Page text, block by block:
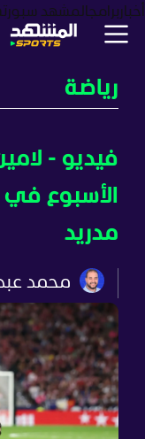
أخبار برامجالمشهد
رياضة
فيديو -
الأسبوع في
مدريد
محمد عبد